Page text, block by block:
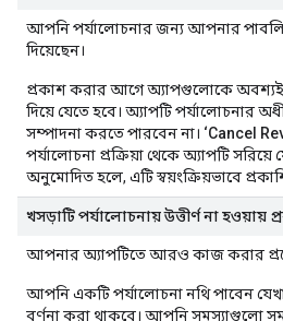
আপনি পর্যালোচনার জন্য আপনার
দিয়েছেন।
প্রকাশ করার আগে অ্যাপগুলোকে অবশ্যই
দিয়ে যেতে হবে। অ্যাপটি পর্যালোচনার
সম্পাদনা করতে পারবেন না। ‘Cancel
পর্যালোচনা প্রক্রিয়া থেকে অ্যাপটি
অনুমোদিত হলে, এটি স্বয়ংক্রিয়ভাবে
খসড়াটি পর্যালোচনায় উত্তীর্ণ না হওয়ায়
আপনার অ্যাপটিতে আরও কাজ করার
আপনি একটি পর্যালোচনা নথি পাবেন
বর্ণনা করা থাকবে। আপনি সমস্যাগুলো